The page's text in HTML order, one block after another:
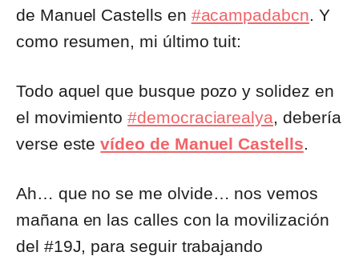
de Manuel Castells en #acampadabcn. Y
como resumen, mi último tuit:
Todo aquel que busque pozo y solidez en
el movimiento#democraciarealya, debería
verse estevídeo de Manuel Castells.
Ah… que no se me olvide… nos vemos
mañana en las calles con la movilización
del #19J, para seguir trabajando